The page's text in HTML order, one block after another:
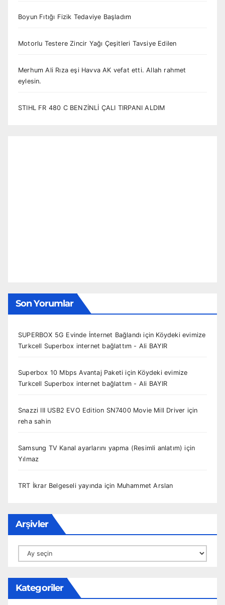
Boyun Fıtığı Fizik Tedaviye Başladım
Motorlu Testere Zincir Yağı Çeşitleri Tavsiye Edilen
Merhum Ali Rıza eşi Havva AK vefat etti. Allah rahmet
eylesin.
STIHL FR 480 C BENZİNLİ ÇALI TIRPANI ALDIM
Son Yorumlar
SUPERBOX 5G Evinde İnternet Bağlandı için Köydeki evimize
Turkcell Superbox internet bağlattım - Ali BAYIR
Superbox 10 Mbps Avantaj Paketi için Köydeki evimize
Turkcell Superbox internet bağlattım - Ali BAYIR
Snazzi III USB2 EVO Edition SN7400 Movie Mill Driver için
reha sahin
Samsung TV Kanal ayarlarını yapma (Resimli anlatım) için
Yılmaz
TRT İkrar Belgeseli yayında için Muhammet Arslan
Arşivler
Arşivler
Kategoriler